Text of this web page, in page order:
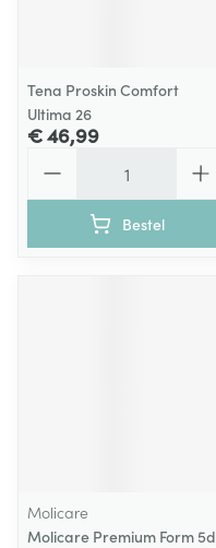
Tena Proskin Comfort
Ultima 26
€ 46,99
Bestel
Molicare
Molicare Premium Form 5d